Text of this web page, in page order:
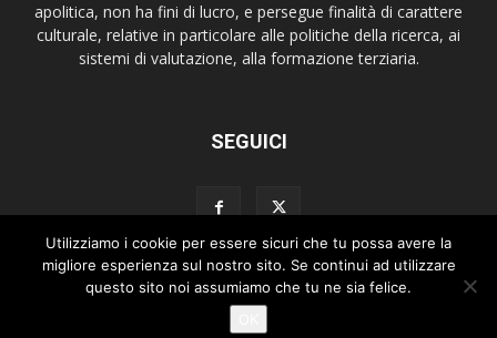
apolitica, non ha fini di lucro, e persegue finalità di carattere
culturale, relative in particolare alle politiche della ricerca, ai
sistemi di valutazione, alla formazione terziaria.
SEGUICI
Home Chi siamo Copyright Newsletter Roars Review
Copyright 2026 © ROARS. All Rights Reserved.
Utilizziamo i cookie per essere sicuri che tu possa avere la
migliore esperienza sul nostro sito. Se continui ad utilizzare
questo sito noi assumiamo che tu ne sia felice.